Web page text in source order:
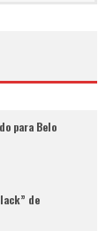
para Belo
de